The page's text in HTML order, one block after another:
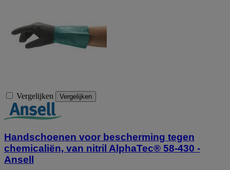
Vergelijken Vergelijken
Handschoenen voor bescherming tegen
chemicaliën, van nitril AlphaTec® 58-430 -
Ansell